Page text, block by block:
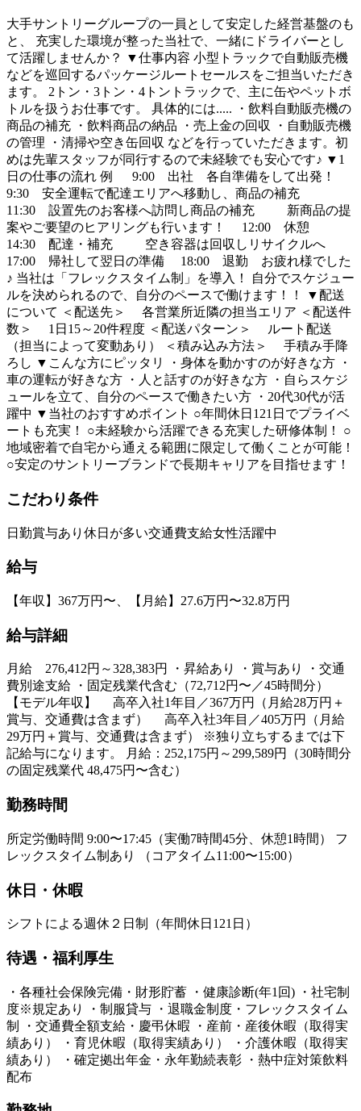
大手サントリーグループの一員として安定した経営基盤のも
と、 充実した環境が整った当社で、一緒にドライバーとし
て活躍しませんか？ ▼仕事内容 小型トラックで自動販売機
などを巡回するパッケージルートセールスをご担当いただき
ます。 2トン・3トン・4トントラックで、主に缶やペットボ
トルを扱うお仕事です。 具体的には..... ・飲料自動販売機の
商品の補充 ・飲料商品の納品 ・売上金の回収 ・自動販売機
の管理 ・清掃や空き缶回収 などを行っていただきます。初
めは先輩スタッフが同行するので未経験でも安心です♪ ▼1
日の仕事の流れ 例 9:00 出社 各自準備をして出発！
9:30 安全運転で配達エリアへ移動し、商品の補充
11:30 設置先のお客様へ訪問し商品の補充 新商品の提
案やご要望のヒアリングも行います！ 12:00 休憩
14:30 配達・補充 空き容器は回収しリサイクルへ
17:00 帰社して翌日の準備 18:00 退勤 お疲れ様でした
♪ 当社は「フレックスタイム制」を導入！ 自分でスケジュー
ルを決められるので、自分のペースで働けます！！ ▼配送
について ＜配送先＞ 各営業所近隣の担当エリア ＜配送件
数＞ 1日15～20件程度 ＜配送パターン＞ ルート配送
（担当によって変動あり） ＜積み込み方法＞ 手積み手降
ろし ▼こんな方にピッタリ ・身体を動かすのが好きな方 ・
車の運転が好きな方 ・人と話すのが好きな方 ・自らスケジ
ュールを立て、自分のペースで働きたい方 ・20代30代が活
躍中 ▼当社のおすすめポイント ○年間休日121日でプライベ
ートも充実！ ○未経験から活躍できる充実した研修体制！ ○
地域密着で自宅から通える範囲に限定して働くことが可能！
○安定のサントリーブランドで長期キャリアを目指せます！
こだわり条件
日勤賞与あり 休日が多い交通費支給女性活躍中
給与
【年収】367万円〜、【月給】27.6万円〜32.8万円
給与詳細
月給 276,412円～328,383円 ・昇給あり ・賞与あり ・交通
費別途支給 ・固定残業代含む（72,712円〜／45時間分）
【モデル年収】 高卒入社1年目／367万円（月給28万円＋
賞与、交通費は含まず） 高卒入社3年目／405万円（月給
29万円＋賞与、交通費は含まず） ※独り立ちするまでは下
記給与になります。 月給：252,175円～299,589円（30時間分
の固定残業代 48,475円〜含む）
勤務時間
所定労働時間 9:00〜17:45（実働7時間45分、休憩1時間） フ
レックスタイム制あり （コアタイム11:00〜15:00）
休日・休暇
シフトによる週休２日制（年間休日121日）
待遇・福利厚生
・各種社会保険完備・財形貯蓄 ・健康診断(年1回) ・社宅制
度※規定あり ・制服貸与 ・退職金制度・フレックスタイム
制 ・交通費全額支給・慶弔休暇 ・産前・産後休暇（取得実
績あり） ・育児休暇（取得実績あり） ・介護休暇（取得実
績あり） ・確定拠出年金・永年勤続表彰 ・熱中症対策飲料
配布​